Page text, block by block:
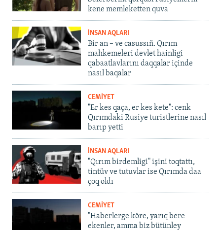
kene memleketten quva
İNSAN AQLARI
Bir an – ve casussıñ. Qırım
mahkemeleri devlet hainligi
qabaatlavlarını daqqalar içinde
nasıl baqalar
CEMİYET
"Er kes qaça, er kes kete": cenk
Qırımdaki Rusiye turistlerine nasıl
barıp yetti
İNSAN AQLARI
"Qırım birdemligi" işini toqtattı,
tintüv ve tutuvlar ise Qırımda daa
çoq oldı
CEMİYET
"Haberlerge köre, yarıq bere
ekenler, amma biz bütünley